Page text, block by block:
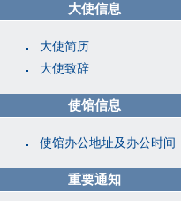
大使信息
大使简历
大使致辞
使馆信息
使馆办公地址及办公时间
重要通知